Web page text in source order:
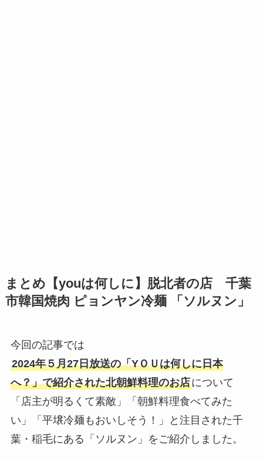
まとめ【youは何しに】脱北者の店 千葉
市韓国焼肉 ピョンヤン冷麺 「ソルヌン」
今回の記事では
2024年５月27日放送の「YＯＵは何しに日本
へ？」で紹介された北朝鮮料理のお店について
「店主が明るくて素敵」「朝鮮料理食べてみた
い」「平壌冷麺もおいしそう！」と注目された千
葉・稲毛にある「ソルヌン」をご紹介しました。